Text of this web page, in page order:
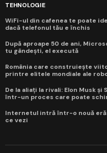
TEHNOLOGIE
WiFi-ul din cafenea te poate
dacă telefonul tău e închis
După aproape 50 de ani,
tu gândești, el execută
România care construiește
printre elitele mondiale ale
De la aliați la rivali: Elon Musk
într-un proces care poate
Internetul intră într-o nouă
ce vezi